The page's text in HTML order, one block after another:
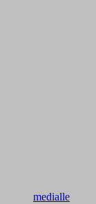
medialle